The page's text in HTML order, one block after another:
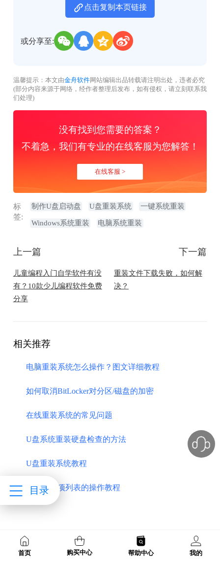
目录
点击复制本页链接
或分享至:
温馨提示：本文由金舟软件网站编辑出品转载请注明出处，违者必究
(部分内容来源于网络，经作者整理后发布，如有侵权，请立刻联系我
们处理)
没有找到您需要的答案？
不着急，我们有专业的在线客服为您解答！
在线客服 >
标
签:
制作U盘启动盘 U盘重装系统 一键系统重装
Windows系统重装 电脑系统重装
上一篇
​儿童编程入门自学软件有没
有？10款少儿编程软件免费
分享
下一篇
重装文件下载失败，如何解
决？
相关推荐
电脑重装系统怎么操作？图文详细教程
如何取消BitLocker对分区/磁盘的加密
在线重装系统的常见问题
U盘系统重装硬盘检查的方法
U盘重装系统教程
调出启动项列表的操作教程
首页 购买中心 帮助中心 我的